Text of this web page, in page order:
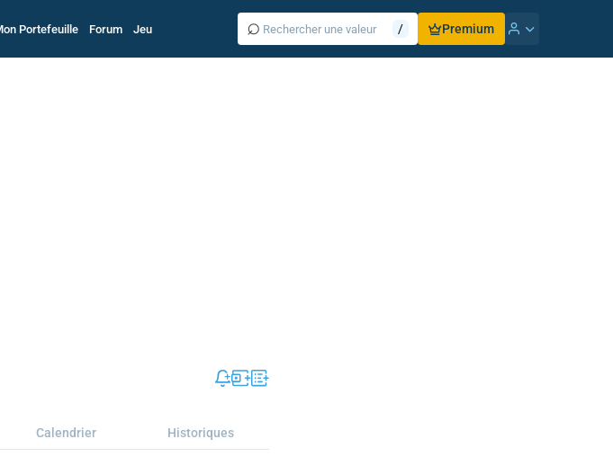
Portefeuille Forum Jeu ⌕ / Premium
Calendrier Historiques